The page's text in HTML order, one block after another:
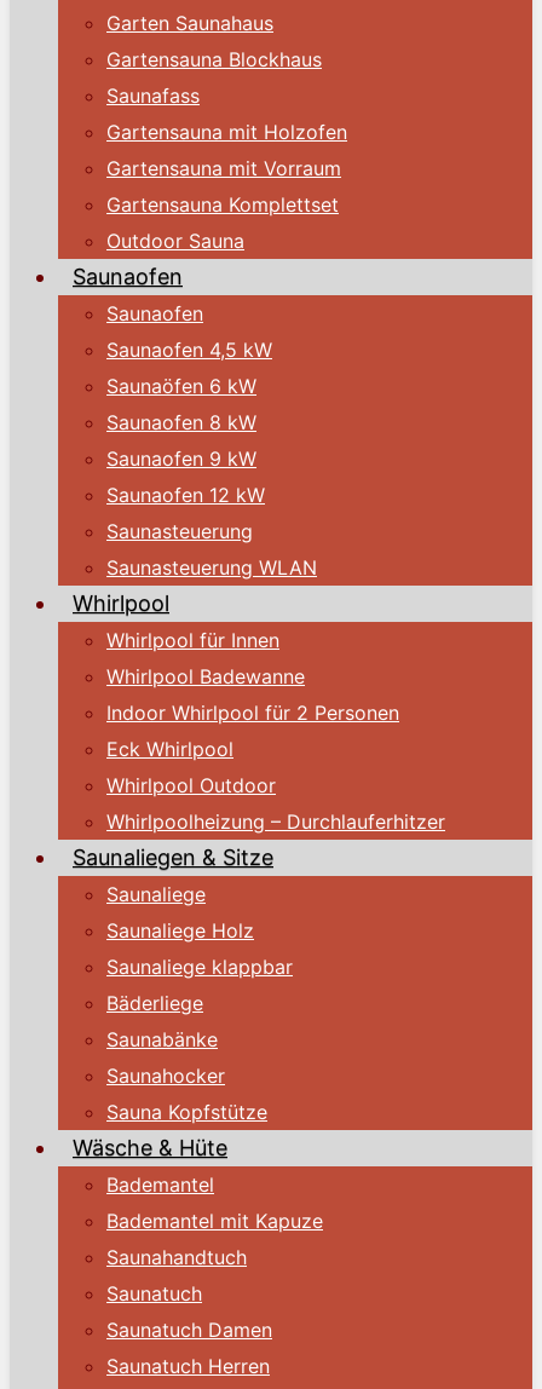
Garten Saunahaus
Gartensauna Blockhaus
Saunafass
Gartensauna mit Holzofen
Gartensauna mit Vorraum
Gartensauna Komplettset
Outdoor Sauna
Saunaofen
Saunaofen
Saunaofen 4,5 kW
Saunaöfen 6 kW
Saunaofen 8 kW
Saunaofen 9 kW
Saunaofen 12 kW
Saunasteuerung
Saunasteuerung WLAN
Whirlpool
Whirlpool für Innen
Whirlpool Badewanne
Indoor Whirlpool für 2 Personen
Eck Whirlpool
Whirlpool Outdoor
Whirlpoolheizung – Durchlauferhitzer
Saunaliegen & Sitze
Saunaliege
Saunaliege Holz
Saunaliege klappbar
Bäderliege
Saunabänke
Saunahocker
Sauna Kopfstütze
Wäsche & Hüte
Bademantel
Bademantel mit Kapuze
Saunahandtuch
Saunatuch
Saunatuch Damen
Saunatuch Herren